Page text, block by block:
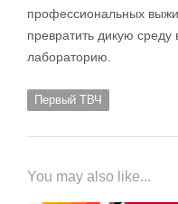
профессиональных
превратить дикую
лабораторию.
Первый ТВЧ
You may also like...